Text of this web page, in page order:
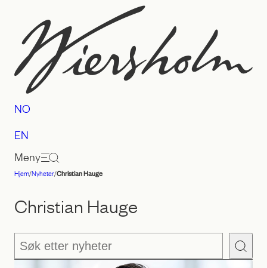
innhold
Advokatfirmaet
Wiersholm
NO
EN
Meny
Hjem/Nyheter/Christian Hauge
Christian Hauge
Søk